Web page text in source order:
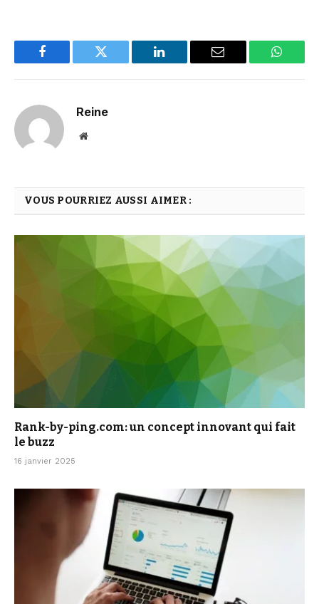
Facebook Twitter LinkedIn Email
Reine
Website
VOUS POURRIEZ AUSSI AIMER :
Rank-by-ping.com: un concept innovant qui fait
le buzz
16 janvier 2025